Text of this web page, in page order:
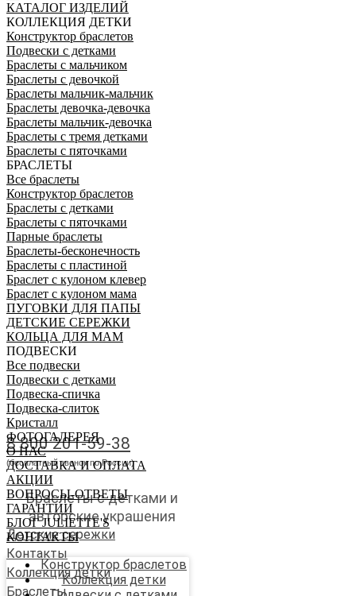
Заказать звонок
8 800 201-59-38
(бесплатный звонок по России)
Браслеты с детками и
авторские украшения
Детские сережки
Контакты
Коллекция детки
Браслеты
КАТАЛОГ ИЗДЕЛИЙ
КОЛЛЕКЦИЯ ДЕТКИ
Конструктор браслетов
Подвески с детками
Браслеты с мальчиком
Браслеты с девочкой
Браслеты мальчик-мальчик
Браслеты девочка-девочка
Браслеты мальчик-девочка
Браслеты с тремя детками
Браслеты с пяточками
БРАСЛЕТЫ
Все браслеты
Конструктор браслетов
Браслеты с детками
Браслеты с пяточками
Парные браслеты
Браслеты-бесконечность
Браслеты с пластиной
Браслет с кулоном клевер
Браслет с кулоном мама
ПУГОВКИ ДЛЯ ПАПЫ
ДЕТСКИЕ СЕРЕЖКИ
КОЛЬЦА ДЛЯ МАМ
ПОДВЕСКИ
Все подвески
Подвески с детками
Подвеска-спичка
Подвеска-слиток
Кристалл
ФОТОГАЛЕРЕЯ
О НАС
ДОСТАВКА И ОПЛАТА
АКЦИИ
ВОПРОСЫ-ОТВЕТЫ
ГАРАНТИИ
БЛОГ JULIETTE'S
КОНТАКТЫ
Конструктор браслетов
Коллекция детки